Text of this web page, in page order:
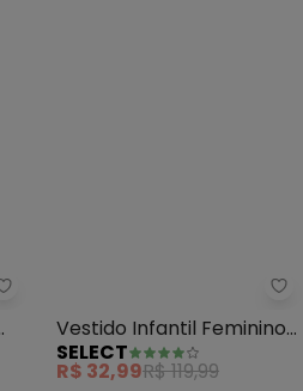
Kyly - Vestido Infantil Menina
Vestido Infantil Feminino
Estampado (Azul)
SELECT
R$ 32,99R$ 119,99